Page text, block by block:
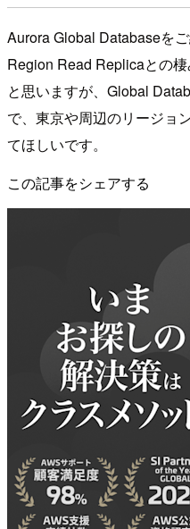
Aurora Global Databaseを
Region Read Replicaとの
と思いますが、Global
で、東京や周辺のリージョ
てほしいです。
この記事をシェアする